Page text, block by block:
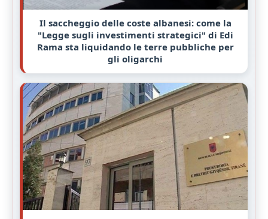
Il saccheggio delle coste albanesi: come la
"Legge sugli investimenti strategici" di Edi
Rama sta liquidando le terre pubbliche per
gli oligarchi